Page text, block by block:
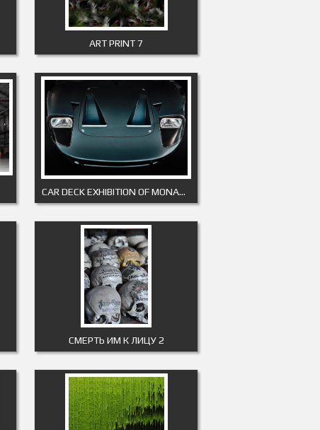
ART PRINT 7
CAR DECK EXHIBITION OF MONACO 2
CМЕРТЬ ИМ К ЛИЦУ 2